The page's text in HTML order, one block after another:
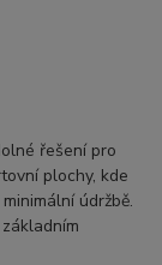
řešení pro
plochy, kde
údržbě.